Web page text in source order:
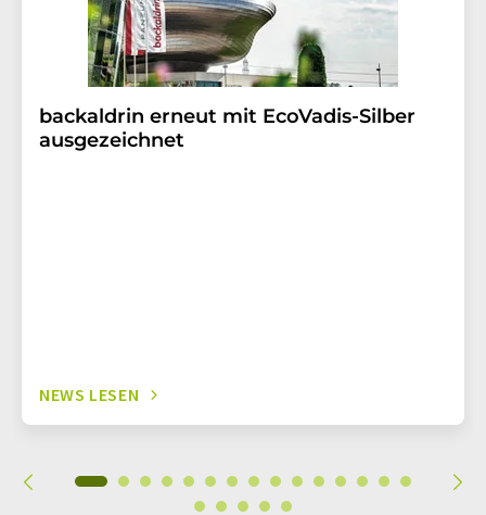
backaldrin erneut mit EcoVadis-Silber
ausgezeichnet
NEWS LESEN